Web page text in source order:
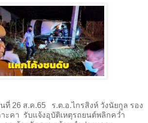
นที่ 26 ส.ค.65 ร.ต.อ.ไกรสิงห์ วังนัยกูล รอง
ะคา รับแจ้งอุบัติเหตุรถยนต์พลิกคว่ำ